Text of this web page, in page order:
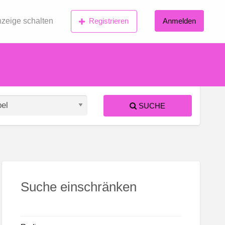
schalten Registrieren Anmelden
SUCHE
Suche einschränken